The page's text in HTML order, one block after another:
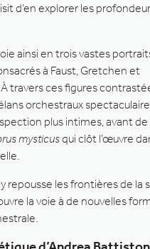
d’en explorer les
ainsi en trois vastes
à Faust, Gretchen et
travers ces figures
orchestraux
plus intimes, avant de
mysticusqui clôt l’œuvre
repousse les frontières de la
la voie à de nouvelles